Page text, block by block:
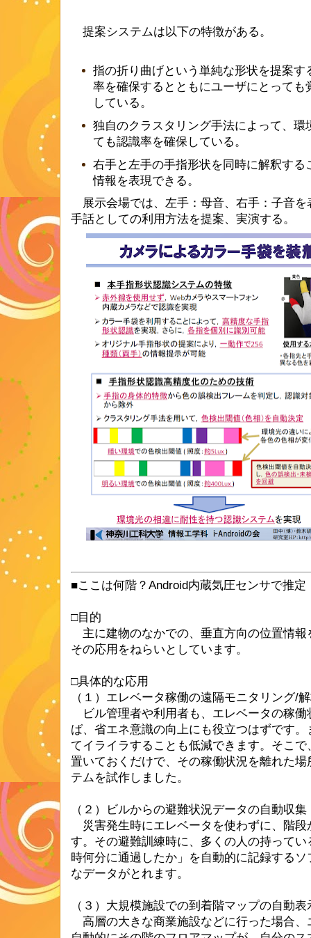
提案システムは以下の特徴がある。
指の折り曲げという単純な形状を提案
率を確保するとともにユーザにとって
している。
独自のクラスタリング手法によって、
ても認識率を確保している。
右手と左手の手指形状を同時に解釈す
情報を表現できる。
展示会場では、左手：母音、右手：子音を
手話としての利用方法を提案、実演する。
■ここは何階？Android内蔵気圧センサで推定
□目的
主に建物のなかでの、垂直方向の位置情報
その応用をねらいとしています。
□具体的な応用
（１）エレベータ稼働の遠隔モニタリング/
ビル管理者や利用者も、エレベータの稼働
ば、省エネ意識の向上にも役立つはずです
てイライラすることも低減できます。そこ
置いておくだけで、その稼働状況を離れた
テムを試作しました。
（２）ビルからの避難状況データの自動収集
災害発生時にエレベータを使わずに、階段
す。その避難訓練時に、多くの人の持って
時何分に通過したか」を自動的に記録する
なデータがとれます。
（３）大規模施設での到着階マップの自動表
高層の大きな商業施設などに行った場合、